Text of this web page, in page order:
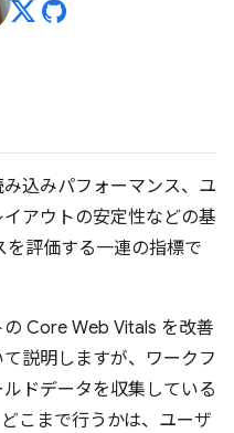
み込みパフォーマンス、ユ
アウトの安定性などの基
評価する一連の指標で
Core Web Vitals を改善
説明しますが、ワークフ
ドデータを収集している
こまで行うかは、ユーザ